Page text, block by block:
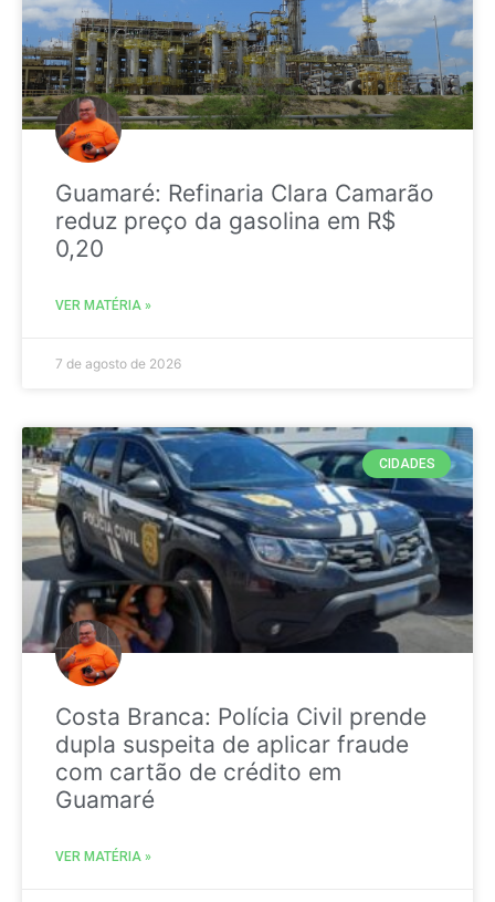
Guamaré: Refinaria Clara Camarão
reduz preço da gasolina em R$
0,20
VER MATÉRIA »
7 de agosto de 2026
CIDADES
Costa Branca: Polícia Civil prende
dupla suspeita de aplicar fraude
com cartão de crédito em
Guamaré
VER MATÉRIA »